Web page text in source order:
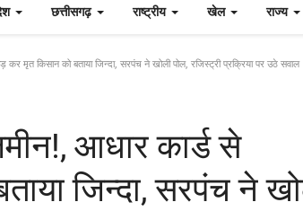
छत्तीसगढ़ राष्ट्रीय खेल राज्य
मृत किसान को बताया जिन्दा, सरपंच ने खोली पोल, रजिस्ट्री प्रक्रिया पर उठे सवाल
आधार कार्ड से
जिन्दा, सरपंच ने